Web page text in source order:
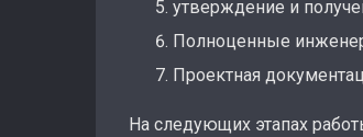
утверждение и
Полноценные
Проектная
На следующих этапах